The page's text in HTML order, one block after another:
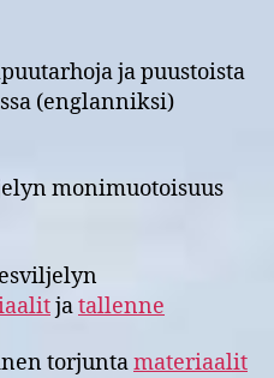
ja puustoista
(englanniksi)
monimuotoisuus
jatallenne
torjuntamateriaalit